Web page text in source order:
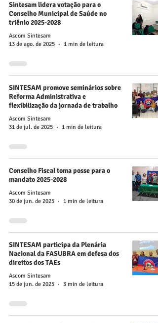
Sintesam lidera votação para o
Conselho Municipal de Saúde no
triênio 2025-2028
Ascom Sintesam
13 de ago. de 2025
1 min de leitura
SINTESAM promove seminários sobre
Reforma Administrativa e
flexibilização da jornada de trabalho
Ascom Sintesam
31 de jul. de 2025
1 min de leitura
Conselho Fiscal toma posse para o
mandato 2025-2028
Ascom Sintesam
30 de jun. de 2025
1 min de leitura
SINTESAM participa da Plenária
Nacional da FASUBRA em defesa dos
direitos dos TAEs
Ascom Sintesam
15 de jun. de 2025
3 min de leitura